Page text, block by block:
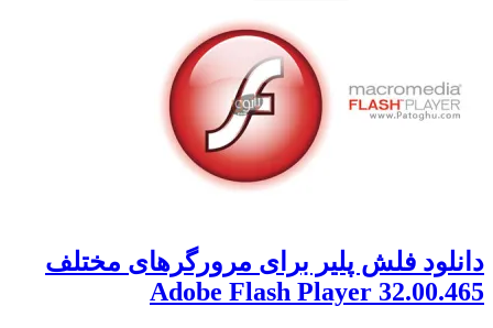
دانلود فلش پلیر برای مرورگرهای مختلف
Adobe Flash Player 32.00.465